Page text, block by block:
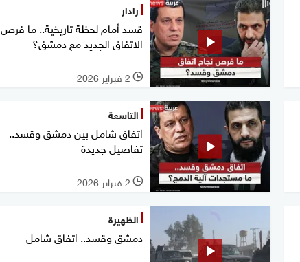
رادار
قسد أمام لحظة تاريخية.. ما
الاتفاق الجديد مع دمشق؟
l 2 فبراير 2026
التاسعة
اتفاق شامل بين دمشق وقسد..
تفاصيل جديدة
l 2 فبراير 2026
الظهيرة
دمشق وقسد.. اتفاق شامل